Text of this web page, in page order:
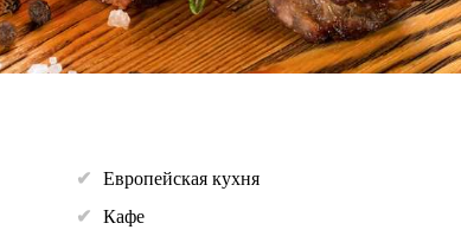
Европейская кухня
Кафе